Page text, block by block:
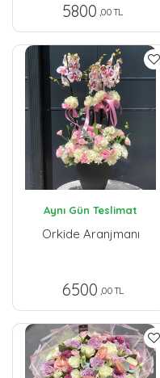
5800 ,00 TL
Aynı Gün Teslimat
Orkide Aranjmanı
6500 ,00 TL